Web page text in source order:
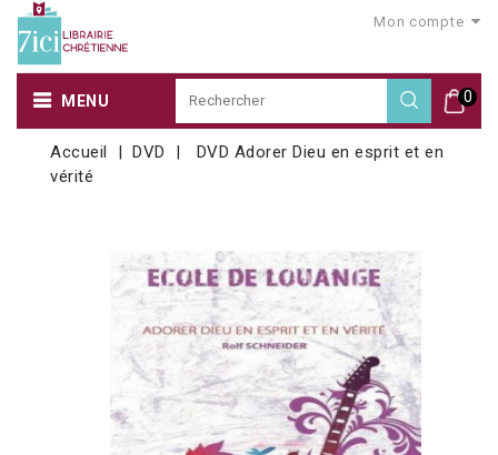
Mon compte
0
MENU
Accueil DVD
DVD Adorer Dieu en esprit et en
vérité